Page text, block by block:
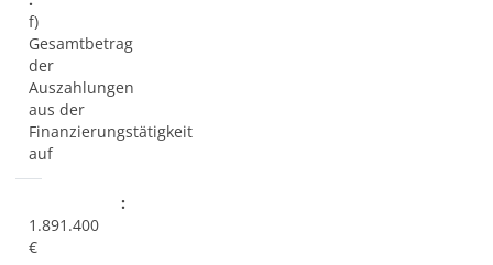
f)
Gesamtbetrag
der
Auszahlungen
aus der
Finanzierungstätigkeit
auf
1.891.400
€